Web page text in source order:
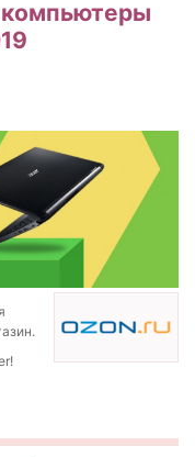
компьютеры